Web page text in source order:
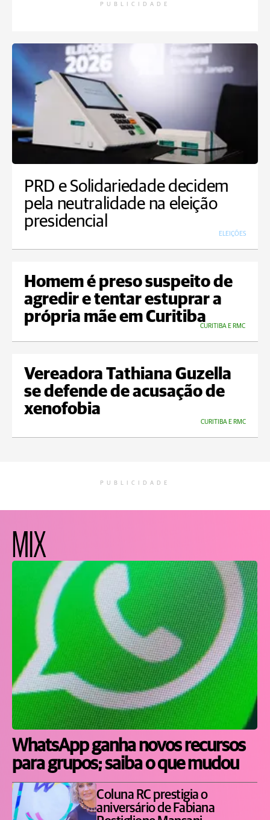
PUBLICIDADE
PRD e Solidariedade decidem
pela neutralidade na eleição
presidencial
ELEIÇÕES
Homem é preso suspeito de
agredir e tentar estuprar a
própria mãe em Curitiba
CURITIBA E RMC
Vereadora Tathiana Guzella
se defende de acusação de
xenofobia
CURITIBA E RMC
PUBLICIDADE
MIX
WhatsApp ganha novos recursos
para grupos; saiba o que mudou
Coluna RC prestigia o
aniversário de Fabiana